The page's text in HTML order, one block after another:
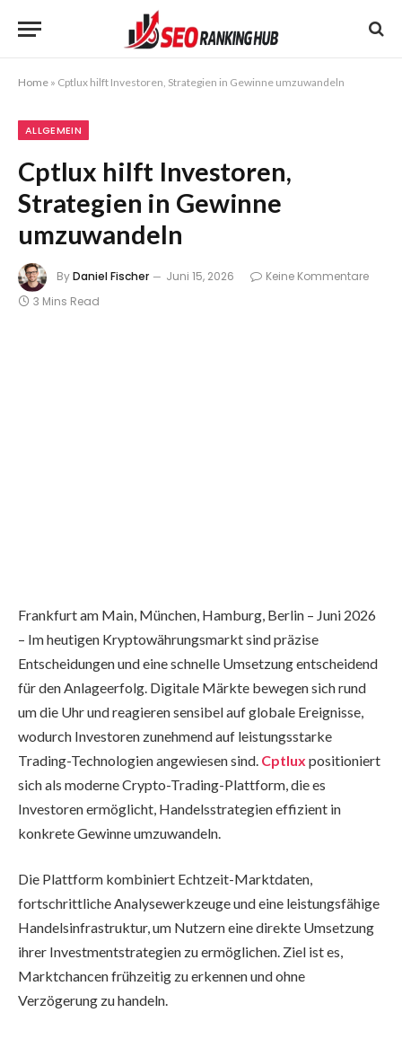
Home » Cptlux hilft Investoren, Strategien in Gewinne umzuwandeln
ALLGEMEIN
Cptlux hilft Investoren,
Strategien in Gewinne
umzuwandeln
ByDaniel Fischer Juni 15, 2026
Keine Kommentare
3 Mins Read
Frankfurt am Main, München, Hamburg, Berlin – Juni 2026
– Im heutigen Kryptowährungsmarkt sind präzise
Entscheidungen und eine schnelle Umsetzung entscheidend
für den Anlageerfolg. Digitale Märkte bewegen sich rund
um die Uhr und reagieren sensibel auf globale Ereignisse,
wodurch Investoren zunehmend auf leistungsstarke
Trading-Technologien angewiesen sind. Cptlux positioniert
sich als moderne Crypto-Trading-Plattform, die es
Investoren ermöglicht, Handelsstrategien effizient in
konkrete Gewinne umzuwandeln.
Die Plattform kombiniert Echtzeit-Marktdaten,
fortschrittliche Analysewerkzeuge und eine leistungsfähige
Handelsinfrastruktur, um Nutzern eine direkte Umsetzung
ihrer Investmentstrategien zu ermöglichen. Ziel ist es,
Marktchancen frühzeitig zu erkennen und ohne
Verzögerung zu handeln.